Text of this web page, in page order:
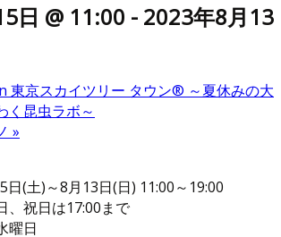
日 @ 11:00 - 2023年8月13
東京スカイツリー タウン® ～夏休みの大
く昆虫ラボ～
»
日(土)～8月13日(日) 11:00～19:00
、祝日は17:00まで
曜日